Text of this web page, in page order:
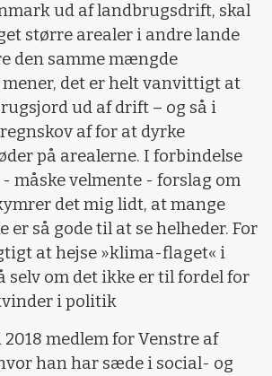
ud af landbrugsdrift, skal
større arealer i andre lande
den samme mængde
mener, det er helt vanvittigt at
ud af drift – og så i
af for at dyrke
på arealerne. I forbindelse
måske velmente - forslag om
det mig lidt, at mange
er så gode til at se helheder. For
at hejse »klima-flaget« i
selv om det ikke er til fordel for
i politik
2018 medlem for Venstre af
han har sæde i social- og